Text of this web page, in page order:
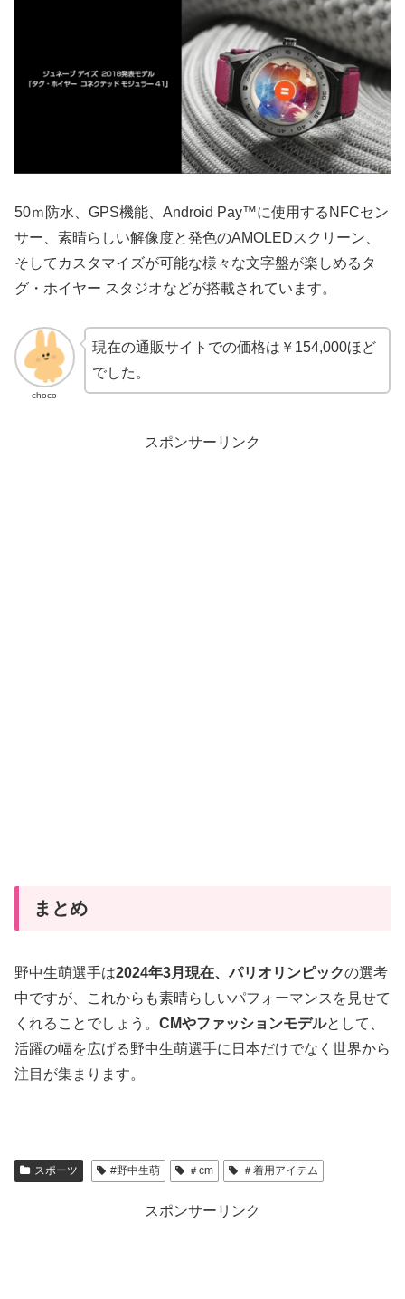
50ｍ防水、GPS機能、Android Pay™に使用するNFCセン
サー、素晴らしい解像度と発色のAMOLEDスクリーン、
そしてカスタマイズが可能な様々な文字盤が楽しめるタ
グ・ホイヤー スタジオなどが搭載されています。
choco
現在の通販サイトでの価格は￥154,000ほど
でした。
スポンサーリンク
まとめ
野中生萌選手は2024年3月現在、パリオリンピックの選考
中ですが、これからも素晴らしいパフォーマンスを見せて
くれることでしょう。 CMやファッションモデルとして、
活躍の幅を広げる野中生萌選手に日本だけでなく世界から
注目が集まります。
スポーツ #野中生萌 ＃cm ＃着用アイテム
スポンサーリンク